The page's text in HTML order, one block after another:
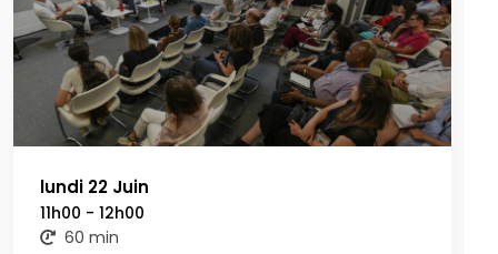
lundi 22 Juin
11h00 - 12h00
60 min